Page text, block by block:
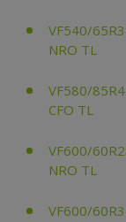
VF540/
NRO TL
VF580/
CFO TL
VF600/
NRO TL
VF600/